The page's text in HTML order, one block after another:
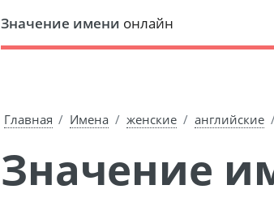
Значение имени онлайн
Главная Имена женские английские
Значение